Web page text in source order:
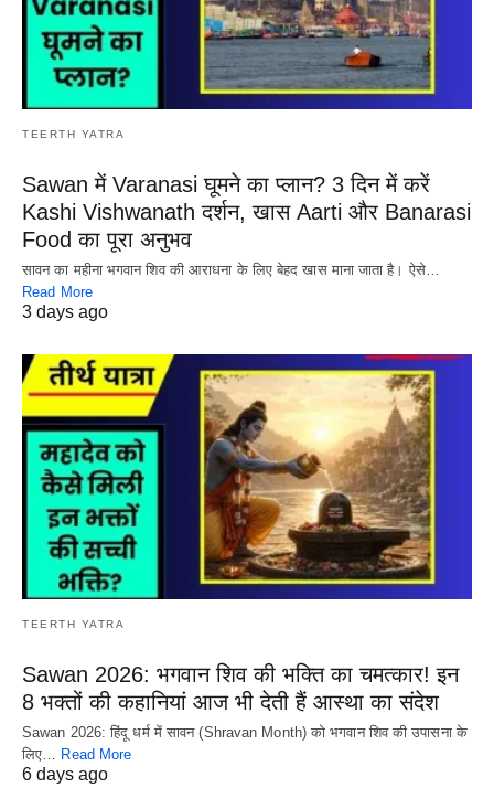
TEERTH YATRA
Sawan में Varanasi घूमने का प्लान? 3 दिन में करें
Kashi Vishwanath दर्शन, खास Aarti और Banarasi
Food का पूरा अनुभव
सावन का महीना भगवान शिव की आराधना के लिए बेहद खास माना जाता है। ऐसे…
Read More
3 days ago
TEERTH YATRA
Sawan 2026: भगवान शिव की भक्ति का चमत्कार! इन
8 भक्तों की कहानियां आज भी देती हैं आस्था का संदेश
Sawan 2026: हिंदू धर्म में सावन (Shravan Month) को भगवान शिव की उपासना के
लिए…
Read More
6 days ago